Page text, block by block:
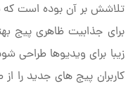
تلاشش بر آن بوده است که
برای جذابیت ظاهری پیج
زیبا برای ویدیوها طراحی
کاربران پیج های جدید را